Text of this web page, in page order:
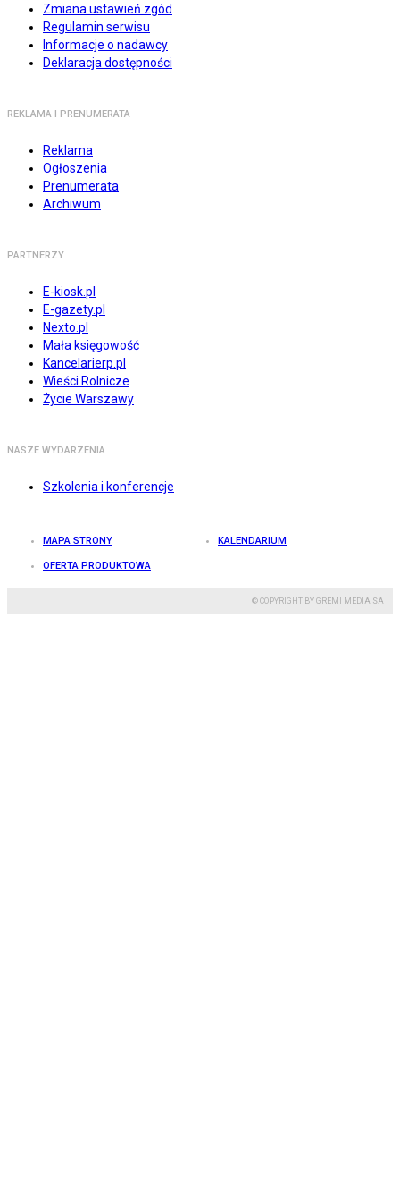
Zmiana ustawień zgód
Regulamin serwisu
Informacje o nadawcy
Deklaracja dostępności
REKLAMA I PRENUMERATA
Reklama
Ogłoszenia
Prenumerata
Archiwum
PARTNERZY
E-kiosk.pl
E-gazety.pl
Nexto.pl
Mała księgowość
Kancelarierp.pl
Wieści Rolnicze
Życie Warszawy
NASZE WYDARZENIA
Szkolenia i konferencje
MAPA STRONY KALENDARIUM
OFERTA PRODUKTOWA
© COPYRIGHT BY GREMI MEDIA SA